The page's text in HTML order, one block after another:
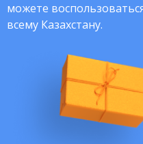
можете
всему Казахстану.